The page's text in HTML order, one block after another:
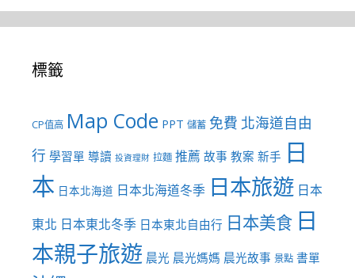
標籤
CP值高 Map Code PPT 儲蓄 免費 北海道自由
行 學習單 導讀 投資理財 拉麵 推薦 故事 教案 新手 日
本 日本北海道 日本北海道冬季 日本旅遊 日本
東北 日本東北冬季 日本東北自由行 日本美食 日
本親子旅遊 晨光 晨光媽媽 晨光故事 景點 書單